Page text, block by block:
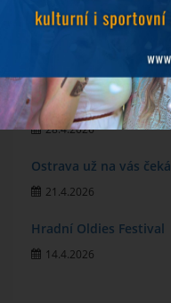
Zlatá tretra 2026
28.4.2026
Ostrava už na vás čeká
21.4.2026
Hradní Oldies Festival
14.4.2026